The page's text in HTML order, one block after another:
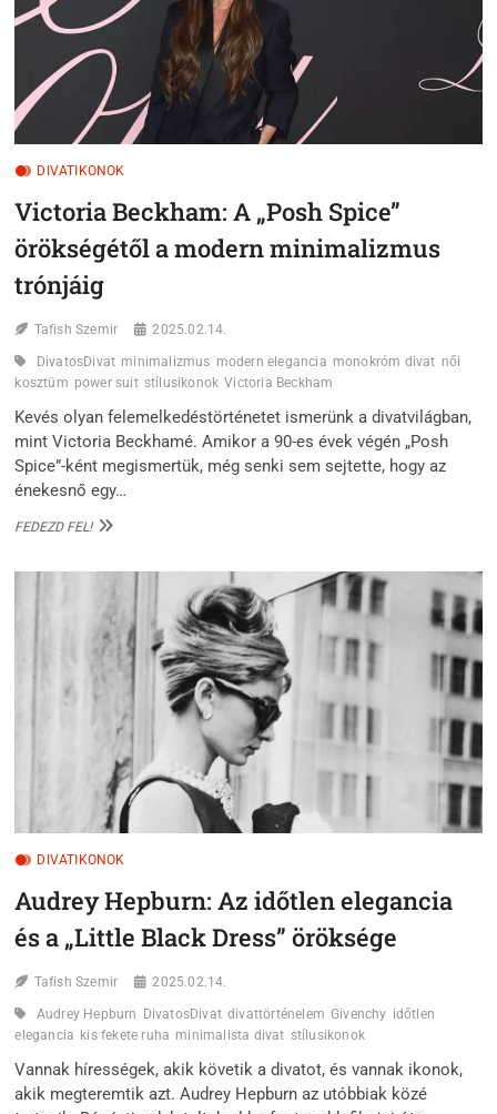
TÖRTÉNETMESÉLŐJE
DIVATIKONOK
Victoria Beckham: A „Posh Spice”
örökségétől a modern minimalizmus
trónjáig
Tafish Szemir 2025.02.14.
DivatosDivat minimalizmus modern elegancia monokróm divat női
kosztüm power suit stílusikonok Victoria Beckham
Kevés olyan felemelkedéstörténetet ismerünk a divatvilágban,
mint Victoria Beckhamé. Amikor a 90-es évek végén „Posh
Spice”-ként megismertük, még senki sem sejtette, hogy az
énekesnő egy…
FEDEZD FEL!VICTORIA
ÖRÖKSÉGÉTŐL
MODERN
MINIMALIZMUS
TRÓNJÁIG
DIVATIKONOK
Audrey Hepburn: Az időtlen elegancia
és a „Little Black Dress” öröksége
Tafish Szemir 2025.02.14.
Audrey Hepburn DivatosDivat divattörténelem Givenchy időtlen
elegancia kis fekete ruha minimalista divat stílusikonok
Vannak hírességek, akik követik a divatot, és vannak ikonok,
akik megteremtik azt. Audrey Hepburn az utóbbiak közé